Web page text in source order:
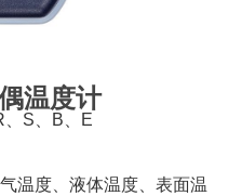
温度计
、S、B、E
温度、液体温度、表面温